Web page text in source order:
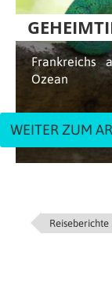
Frankreichs
Ozean
WEITER ZUM
Reiseberichte